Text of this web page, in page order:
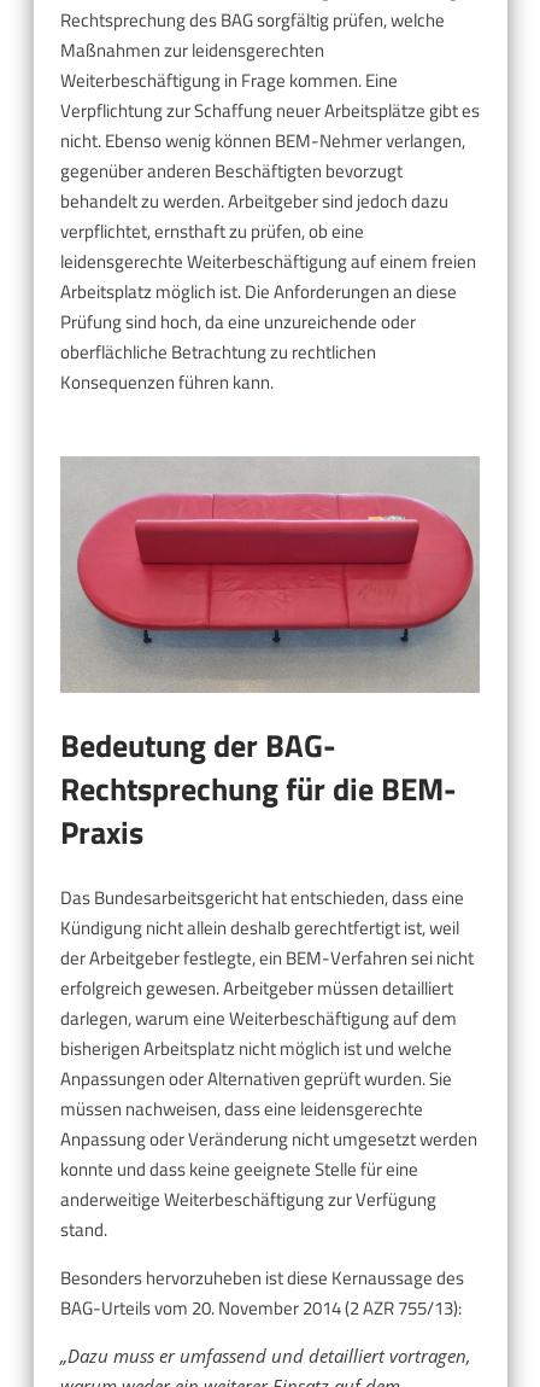
Rechtsprechung des BAG sorgfältig prüfen, welche
Maßnahmen zur leidensgerechten
Weiterbeschäftigung in Frage kommen. Eine
Verpflichtung zur Schaffung neuer Arbeitsplätze gibt es
nicht. Ebenso wenig können BEM-Nehmer verlangen,
gegenüber anderen Beschäftigten bevorzugt
behandelt zu werden. Arbeitgeber sind jedoch dazu
verpflichtet, ernsthaft zu prüfen, ob eine
leidensgerechte Weiterbeschäftigung auf einem freien
Arbeitsplatz möglich ist. Die Anforderungen an diese
Prüfung sind hoch, da eine unzureichende oder
oberflächliche Betrachtung zu rechtlichen
Konsequenzen führen kann.
Bedeutung der BAG-
Rechtsprechung für die BEM-
Praxis
Das Bundesarbeitsgericht hat entschieden, dass eine
Kündigung nicht allein deshalb gerechtfertigt ist, weil
der Arbeitgeber festlegte, ein BEM-Verfahren sei nicht
erfolgreich gewesen. Arbeitgeber müssen detailliert
darlegen, warum eine Weiterbeschäftigung auf dem
bisherigen Arbeitsplatz nicht möglich ist und welche
Anpassungen oder Alternativen geprüft wurden. Sie
müssen nachweisen, dass eine leidensgerechte
Anpassung oder Veränderung nicht umgesetzt werden
konnte und dass keine geeignete Stelle für eine
anderweitige Weiterbeschäftigung zur Verfügung
stand.
Besonders hervorzuheben ist diese Kernaussage des
BAG-Urteils vom 20. November 2014 (2 AZR 755/13):
„Dazu muss er umfassend und detailliert vortragen,